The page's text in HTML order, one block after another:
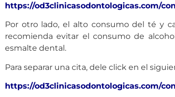
https://od3clinicasodontologicas.com/
Por otro lado, el alto consumo del té y
recomienda evitar el consumo de
esmalte dental.
Para separar una cita, dele click en el
https://od3clinicasodontologicas.com/